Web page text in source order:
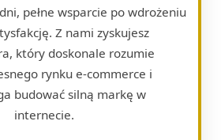
pełne wsparcie po wdrożeniu
Z nami zyskujesz
który doskonale rozumie
rynku e-commerce i
budować silną markę w
internecie.